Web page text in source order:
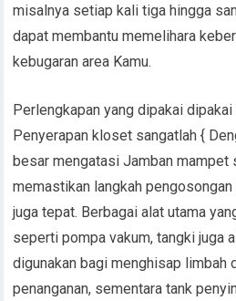
misalnya setiap kali tiga hingga
dapat membantu memelihara
kebugaran area Kamu.
Perlengkapan yang dipakai
Penyerapan kloset sangatlah {
besar mengatasi Jamban mampet
memastikan langkah
juga tepat. Berbagai alat utama
seperti pompa vakum, tangki juga
digunakan bagi menghisap limbah
penanganan, sementara tank